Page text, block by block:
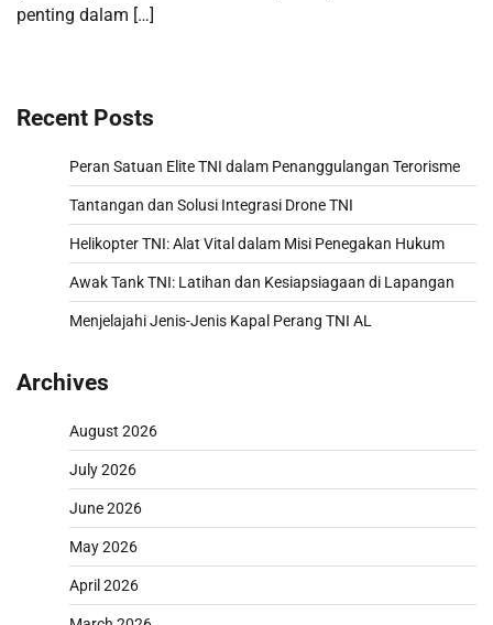
penting dalam […]
Recent Posts
Peran Satuan Elite TNI dalam Penanggulangan Terorisme
Tantangan dan Solusi Integrasi Drone TNI
Helikopter TNI: Alat Vital dalam Misi Penegakan Hukum
Awak Tank TNI: Latihan dan Kesiapsiagaan di Lapangan
Menjelajahi Jenis-Jenis Kapal Perang TNI AL
Archives
August 2026
July 2026
June 2026
May 2026
April 2026